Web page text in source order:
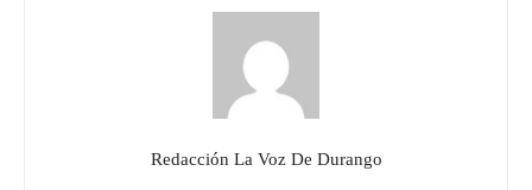
Redacción La Voz De Durango